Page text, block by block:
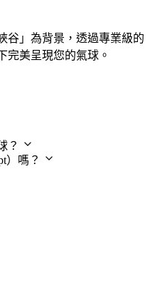
谷」為背景，透過專業級的
完美呈現您的氣球。
？
）嗎？